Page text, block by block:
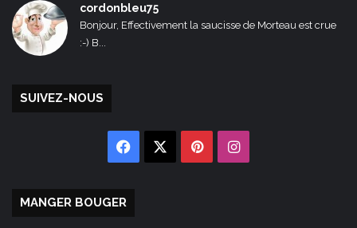
cordonbleu75
Bonjour, Effectivement la saucisse de Morteau est crue
:-) B...
SUIVEZ-NOUS
Facebook PinterestInstagram
MANGER BOUGER